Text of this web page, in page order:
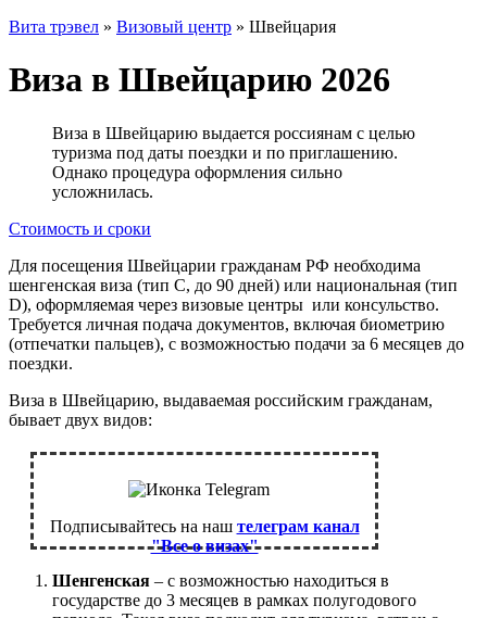
Вита трэвел » Визовый центр » Швейцария
Виза в Швейцарию 2026
Виза в Швейцарию выдается россиянам с целью
туризма под даты поездки и по приглашению.
Однако процедура оформления сильно
усложнилась.
Стоимость и сроки
Для посещения Швейцарии гражданам РФ необходима
шенгенская виза (тип C, до 90 дней) или национальная (тип
D), оформляемая через визовые центры или консульство.
Требуется личная подача документов, включая биометрию
(отпечатки пальцев), с возможностью подачи за 6 месяцев до
поездки.
Виза в Швейцарию, выдаваемая российским гражданам,
бывает двух видов:
Подписывайтесь на наш телеграм канал
"Все о визах"
Шенгенская – с возможностью находиться в
государстве до 3 месяцев в рамках полугодового